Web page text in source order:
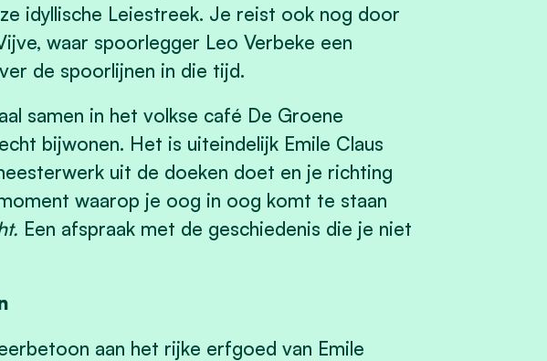
idyllische Leiestreek. Je reist ook nog door
waar spoorlegger Leo Verbeke een
de spoorlijnen in die tijd.
samen in het volkse café De Groene
bijwonen. Het is uiteindelijk Emile Claus
uit de doeken doet en je richting
waarop je oog in oog komt te staan
Een afspraak met de geschiedenis die je niet
aan het rijke erfgoed van Emile